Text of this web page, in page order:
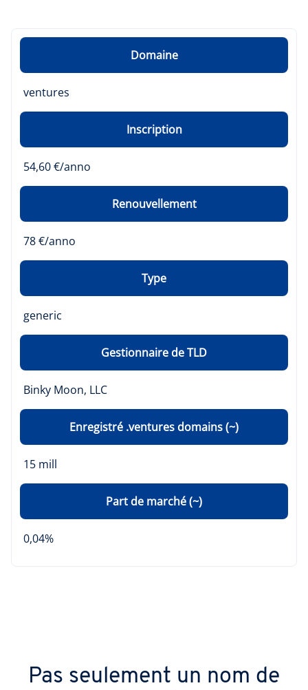
Domaine
ventures
Inscription
54,60 €/anno
Renouvellement
78 €/anno
Type
generic
Gestionnaire de TLD
Binky Moon, LLC
Enregistré .ventures domains (~)
15 mill
Part de marché (~)
0,04%
Pas seulement un nom de